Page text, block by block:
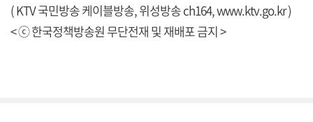
( KTV 국민방송 케이블방송, 위성방송 ch164,www.ktv.go.kr)
< ⓒ 한국정책방송원 무단전재 및 재배포 금지 >